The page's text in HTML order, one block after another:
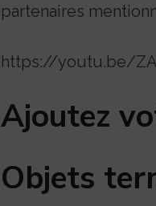
partenaires
https://youtu.be/
Ajoutez
Objets